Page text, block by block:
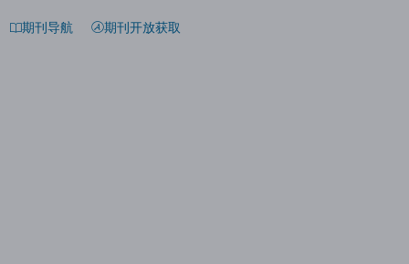
期刊导航 期刊开放获取